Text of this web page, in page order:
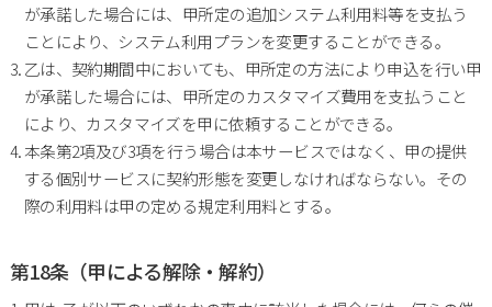
が承諾した場合には、甲所定の追加システム利用料等を支払う
ことにより、システム利用プランを変更することができる。
乙は、契約期間中においても、甲所定の方法により申込を行い甲
が承諾した場合には、甲所定のカスタマイズ費用を支払うこと
により、カスタマイズを甲に依頼することができる。
本条第2項及び3項を行う場合は本サービスではなく、甲の提供
する個別サービスに契約形態を変更しなければならない。その
際の利用料は甲の定める規定利用料とする。
第18条（甲による解除・解約）